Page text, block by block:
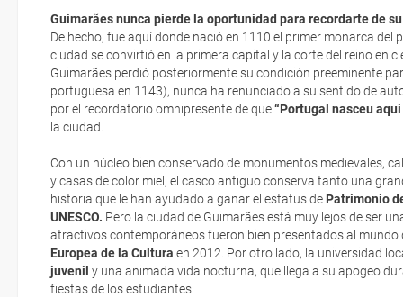
Guimarães nunca pierde la oportunidad para recordarte de
De hecho, fue aquí donde nació en 1110 el primer monarca del
ciudad se convirtió en la primera capital y la corte del reino en
Guimarães perdió posteriormente su condición preeminente
portuguesa en 1143), nunca ha renunciado a su sentido de
por el recordatorio omnipresente de que“Portugal nasceu aqui
la ciudad.
Con un núcleo bien conservado de monumentos medievales,
y casas de color miel, el casco antiguo conserva tanto una
historia que le han ayudado a ganar el estatus de Patrimonio
UNESCO. Pero la ciudad de Guimarães está muy lejos de ser
atractivos contemporáneos fueron bien presentados al mundo
Europea de la Cultura en 2012. Por otro lado, la universidad
juvenil y una animada vida nocturna, que llega a su apogeo
fiestas de los estudiantes.
Santuario do Bom Jesus
Visita la cuna de Portugal
Organiza tu viaje
¿Cómo llegar?
¿Dónde alojarse?
Idioma
La documentación de tu reserva te será enviada por mail en el
esté realizado completamente.
Respecto a las tarjetas de embarque, casi todas las compañías
electrónicos por lo que podrás obtenerlas directamente en los
realizando el check-in por su web.
Eso sí, deberás estar atento si viajas con una compañía low cost,
exigen la presentación de la tarjeta de embarque (que deberás
no te carguen un suplemento extra en el mismo aeropuerto.
En caso de tener que enviarte la documentación de un paquete
te enviaremos la documentación de tu reserva alrededor de 10
imprimir y llevar contigo en el viaje.